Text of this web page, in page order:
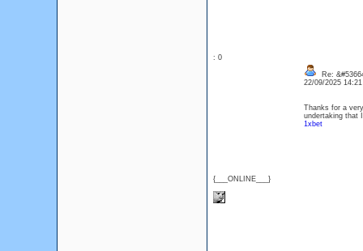
: 0
{___ONLINE___}
Re:
22/09/2025
Thanks for a
undertaking that
1xbet